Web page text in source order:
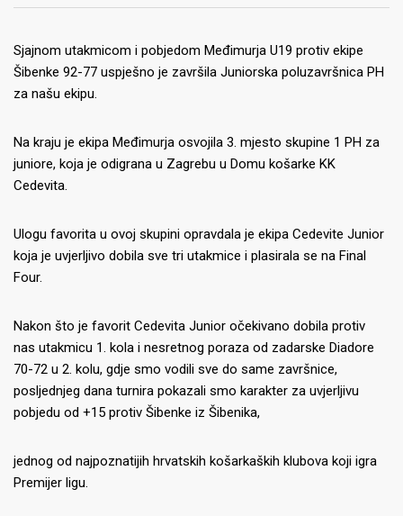
Sjajnom utakmicom i pobjedom Međimurja U19 protiv ekipe
Šibenke 92-77 uspješno je završila Juniorska poluzavršnica PH
za našu ekipu.
Na kraju je ekipa Međimurja osvojila 3. mjesto skupine 1 PH za
juniore, koja je odigrana u Zagrebu u Domu košarke KK
Cedevita.
Ulogu favorita u ovoj skupini opravdala je ekipa Cedevite Junior
koja je uvjerljivo dobila sve tri utakmice i plasirala se na Final
Four.
Nakon što je favorit Cedevita Junior očekivano dobila protiv
nas utakmicu 1. kola i nesretnog poraza od zadarske Diadore
70-72 u 2. kolu, gdje smo vodili sve do same završnice,
posljednjeg dana turnira pokazali smo karakter za uvjerljivu
pobjedu od +15 protiv Šibenke iz Šibenika,
jednog od najpoznatijih hrvatskih košarkaških klubova koji igra
Premijer ligu.